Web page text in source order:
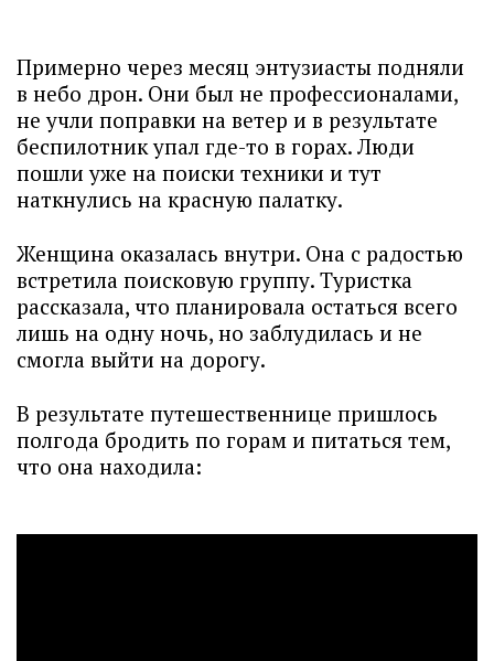
Примерно через месяц энтузиасты подняли
в небо дрон. Они был не профессионалами,
не учли поправки на ветер и в результате
беспилотник упал где-то в горах. Люди
пошли уже на поиски техники и тут
наткнулись на красную палатку.
Женщина оказалась внутри. Она с радостью
встретила поисковую группу. Туристка
рассказала, что планировала остаться всего
лишь на одну ночь, но заблудилась и не
смогла выйти на дорогу.
В результате путешественнице пришлось
полгода бродить по горам и питаться тем,
что она находила: